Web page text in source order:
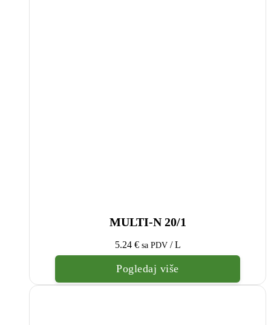
MULTI-N 20/1
5.24 € sa PDV / L
Pogledaj više